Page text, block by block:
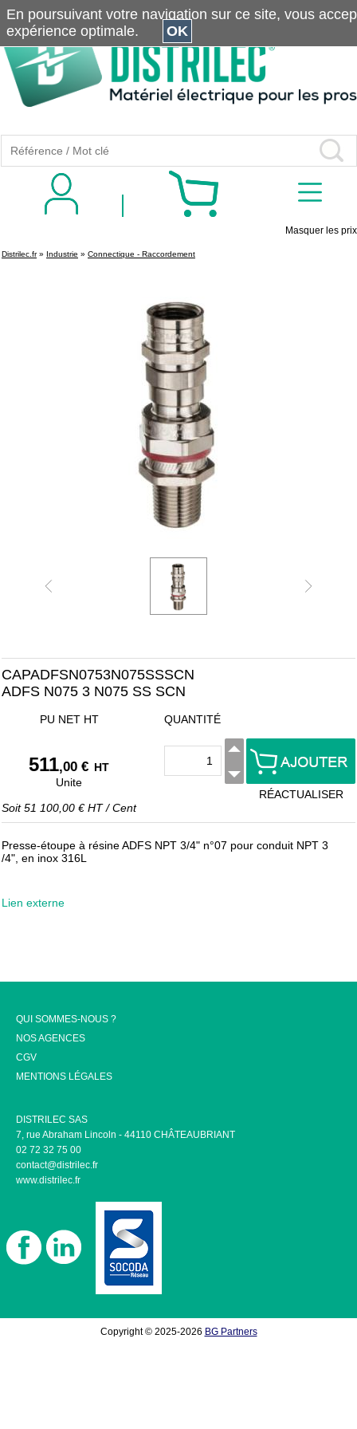
Masquer les prix
Distrilec.fr» Industrie » Connectique - Raccordement
CAPADFSN0753N075SSSCN
ADFS N075 3 N075 SS SCN
PU NET HT
511,00 € HT
Unite
Soit51 100,00 € HT/Cent
QUANTITÉ
RÉACTUALISER
Presse-étoupe à résine ADFS NPT 3/4" n°07 pour conduit NPT 3
/4", en inox 316L
Lien externe
QUI SOMMES-NOUS ?
NOS AGENCES
CGV
MENTIONS LÉGALES
DISTRILEC SAS
7, rue Abraham Lincoln - 44110 CHÂTEAUBRIANT
02 72 32 75 00
contact@distrilec.fr
www.distrilec.fr
Copyright © 2025-2026 BG Partners
En poursuivant votre navigation sur ce site, vous
expérience optimale.
OK